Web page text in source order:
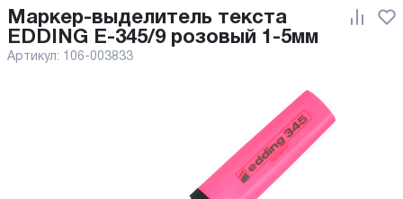
Маркер-выделитель текста
EDDING E-345/9 розовый 1-5мм
Артикул: 106-003833